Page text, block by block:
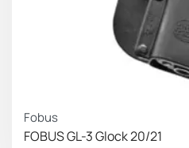
Fobus
FOBUS GL-3 Glock 20/21